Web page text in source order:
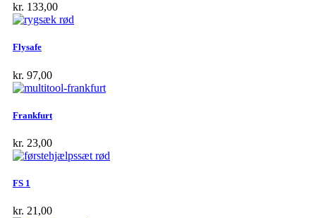
kr. 133,00
Flysafe
kr. 97,00
Frankfurt
kr. 23,00
FS 1
kr. 21,00